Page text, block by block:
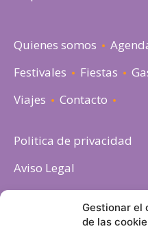
Gestionar el
de las
Quienes somos
Festivales
Fiestas
Viajes
Contacto
Politica de privacidad
Aviso Legal
Política de cookies